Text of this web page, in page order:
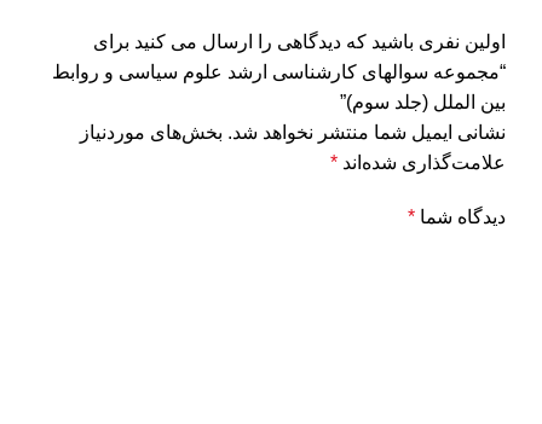
اولین نفری باشید که دیدگاهی را ارسال می کنید برای
“مجموعه سوالهای کارشناسی ارشد علوم سیاسی و روابط
بین الملل (جلد سوم)”
نشانی ایمیل شما منتشر نخواهد شد. بخش‌های موردنیاز
علامت‌گذاری شده‌اند *
دیدگاه شما *